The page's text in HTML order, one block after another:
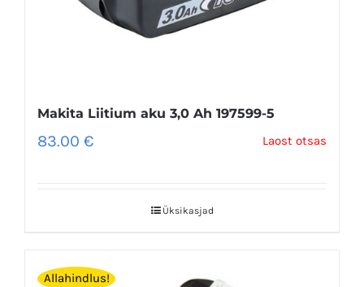
Makita Liitium aku 3,0 Ah 197599-5
83.00 € Laost otsas
Üksikasjad
Allahindlus!